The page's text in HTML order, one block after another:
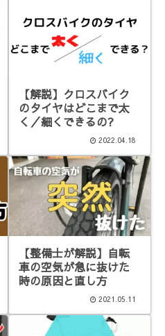
【解説】クロスバイク
のタイヤはどこまで太
く／細くできるの?
2022.04.18
【整備士が解説】自転
車の空気が急に抜けた
時の原因と直し方
2021.05.11